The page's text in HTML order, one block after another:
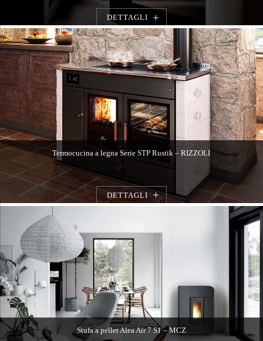
DETTAGLI
Termocucina a legna Serie STP Rustik – RIZZOLI
DETTAGLI
Stufa a pellet Alea Air 7 S1 – MCZ